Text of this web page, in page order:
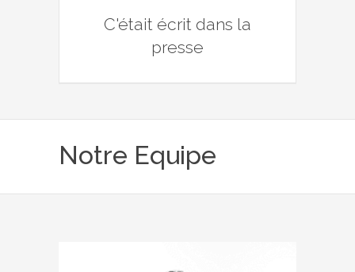
C'était écrit dans la
presse
Notre Equipe